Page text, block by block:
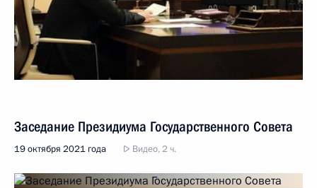
Заседание Президиума Государственного Совета
19 октября 2021 года Видео, 2 ч.